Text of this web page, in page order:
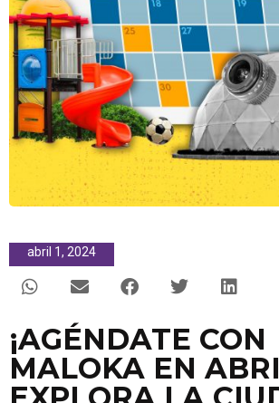
abril 1, 2024
¡AGÉNDATE CON
MALOKA EN